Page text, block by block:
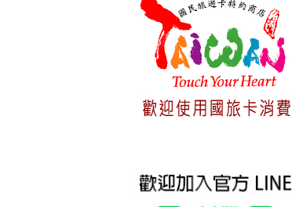
台北新北蘆洲永繹電動車可愛
馬18吋電動輔助自行車 CHT-